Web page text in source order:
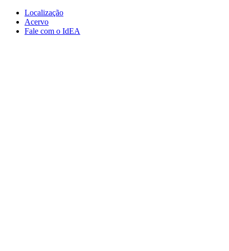
Conteúdo principal
Localização
Acervo
Fale com o IdEA